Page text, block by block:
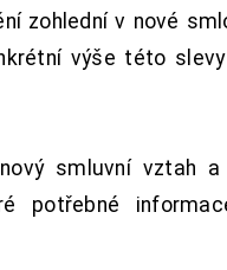
zohlední v nové
výše této
smluvní vztah
potřebné